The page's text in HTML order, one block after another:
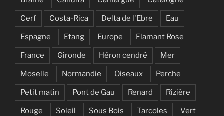
Cerf Costa-Rica Delta de l'Ebre Eau
Espagne Etang Europe Flamant Rose
France Gironde Héron cendré Mer
Moselle Normandie Oiseaux Perche
Petit matin Pont de Gau Renard Rizière
Rouge Soleil Sous Bois Tarcoles Vert